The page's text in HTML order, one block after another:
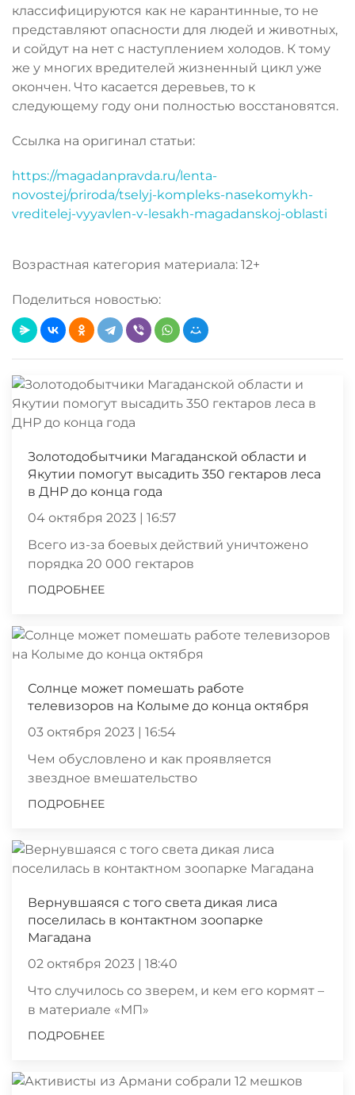
классифицируются как не карантинные, то не
представляют опасности для людей и животных,
и сойдут на нет с наступлением холодов. К тому
же у многих вредителей жизненный цикл уже
окончен. Что касается деревьев, то к
следующему году они полностью восстановятся.
Ссылка на оригинал статьи:
https://magadanpravda.ru/lenta-
novostej/priroda/tselyj-kompleks-nasekomykh-
vreditelej-vyyavlen-v-lesakh-magadanskoj-oblasti
Возрастная категория материала: 12+
Поделиться новостью:
Золотодобытчики Магаданской области и
Якутии помогут высадить 350 гектаров леса
в ДНР до конца года
04 октября 2023 | 16:57
Всего из-за боевых действий уничтожено
порядка 20 000 гектаров
ПОДРОБНЕЕ
Солнце может помешать работе
телевизоров на Колыме до конца октября
03 октября 2023 | 16:54
Чем обусловлено и как проявляется
звездное вмешательство
ПОДРОБНЕЕ
Вернувшаяся с того света дикая лиса
поселилась в контактном зоопарке
Магадана
02 октября 2023 | 18:40
Что случилось со зверем, и кем его кормят –
в материале «МП»
ПОДРОБНЕЕ